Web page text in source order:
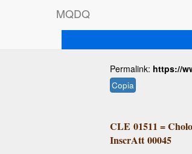
MQDQ
Permalink: https://
Copia
CLE 01511 =
InscrAtt 00045